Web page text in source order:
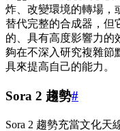
炸、改變環境的轉場，
替代完整的合成器，但
的、具有高度影響力的
夠在不深入研究複雜節
具來提高自己的能力。
Sora 2 趨勢#
Sora 2 趨勢充當文化天